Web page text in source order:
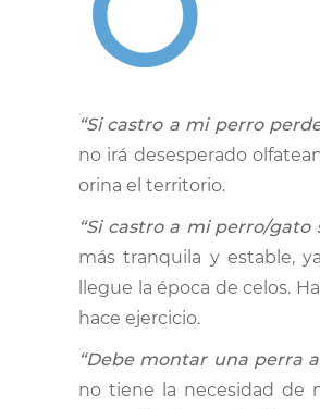
“Si castro a mi perro
no irá desesperado
orina el territorio.
“Si castro a mi perro/gato
más tranquila y estable,
llegue la época de celos.
hace ejercicio.
“Debe montar una perra
no tiene la necesidad de